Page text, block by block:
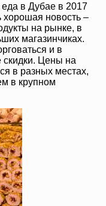
еда в Дубае в 2017
хорошая новость –
на рынке, в
магазинчиках.
и в
скидки. Цены на
в разных местах,
в крупном